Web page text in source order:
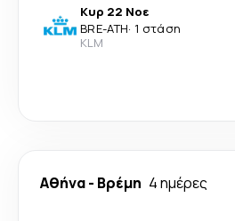
Κυρ 22 Νοε
BRE-ATH· 1 στάση
KLM
Αθήνα- Βρέμη 4 ημέρες